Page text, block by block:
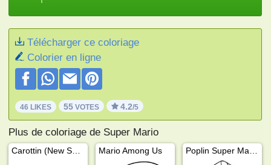
Télécharger ce coloriage
Colorier en ligne
46 LIKES 55 VOTES 4.2/5
Plus de coloriage de Super Mario
Mario Among Us